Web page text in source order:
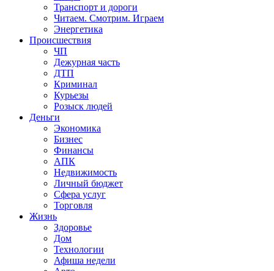
Транспорт и дороги
Читаем. Смотрим. Играем
Энергетика
Происшествия
ЧП
Дежурная часть
ДТП
Криминал
Курьезы
Розыск людей
Деньги
Экономика
Бизнес
Финансы
АПК
Недвижимость
Личный бюджет
Сфера услуг
Торговля
Жизнь
Здоровье
Дом
Технологии
Афиша недели